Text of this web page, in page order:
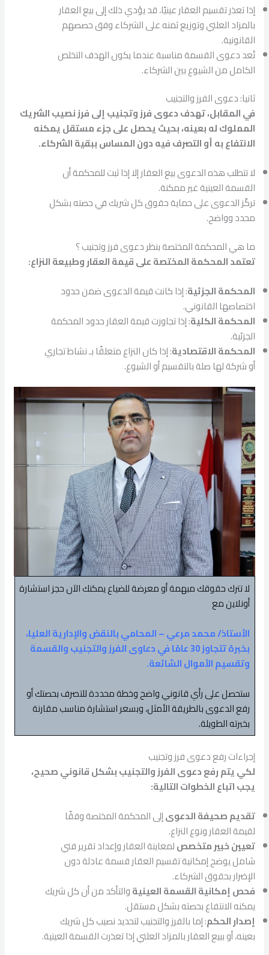
إذا تعذر تقسيم العقار عينيًا، قد يؤدي ذلك إلى بيع العقار
بالمزاد العلني وتوزيع ثمنه على الشركاء وفق حصصهم
القانونية.
تُعد دعوى القسمة مناسبة عندما يكون الهدف التخلص
الكامل من الشيوع بين الشركاء.
ثانيا: دعوى الفرز والتجنيب
في المقابل، تهدف دعوى فرز وتجنيب إلى فرز نصيب الشريك
المملوك له بعينه، بحيث يحصل على جزء مستقل يمكنه
الانتفاع به أو التصرف فيه دون المساس ببقية الشركاء.
لا تتطلب هذه الدعوى بيع العقار إلا إذا ثبت للمحكمة أن
القسمة العينية غير ممكنة.
تركّز الدعوى على حماية حقوق كل شريك في حصته بشكل
محدد وواضح.
ما هي المحكمة المختصة بنظر دعوى فرز وتجنيب ؟
تعتمد المحكمة المختصة على قيمة العقار وطبيعة النزاع:
المحكمة الجزئية: إذا كانت قيمة الدعوى ضمن حدود
اختصاصها القانوني.
المحكمة الكلية: إذا تجاوزت قيمة العقار حدود المحكمة
الجزئية.
المحكمة الاقتصادية: إذا كان النزاع متعلقًا بـ نشاط تجاري
أو شركة لها صلة بالتقسيم أو الشيوع.
لا تترك حقوقك مبهمة أو معرضة للضياع يمكنك الآن حجز استشارة
أونلاين مع
الأستاذ/ محمد مرعي – المحامي بالنقض والإدارية العليا،
بخبرة تتجاوز 30 عامًا في دعاوى الفرز والتجنيب والقسمة
وتقسيم الأموال الشائعة.
ستحصل على رأي قانوني واضح وخطة محددة للتصرف بحصتك أو
رفع الدعوى بالطريقة الأمثل، وبسعر استشارة مناسب مقارنة
بخبرته الطويلة.
إجراءات رفع دعوى فرز وتجنيب
لكي يتم رفع دعوى الفرز والتجنيب بشكل قانوني صحيح،
يجب اتباع الخطوات التالية:
تقديم صحيفة الدعوىإلى المحكمة المختصة وفقًا
لقيمة العقار ونوع النزاع.
تعيين خبير متخصصلمعاينة العقار وإعداد تقرير فني
شامل يوضح إمكانية تقسيم العقار قسمة عادلة دون
الإضرار بحقوق الشركاء.
فحص إمكانية القسمة العينيةوالتأكد من أن كل شريك
يمكنه الانتفاع بحصته بشكل مستقل.
إصدار الحكم: إما بالفرز والتجنيب لتحديد نصيب كل شريك
بعينه، أو ببيع العقار بالمزاد العلني إذا تعذرت القسمة العينية.